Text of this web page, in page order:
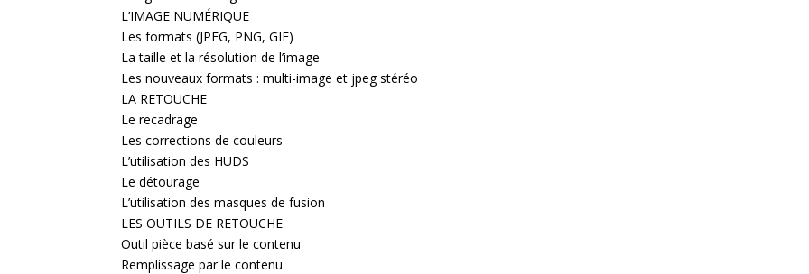
L’IMAGE NUMÉRIQUE
Les formats (JPEG, PNG, GIF)
La taille et la résolution de l’image
Les nouveaux formats : multi-image et jpeg stéréo
LA RETOUCHE
Le recadrage
Les corrections de couleurs
L’utilisation des HUDS
Le détourage
L’utilisation des masques de fusion
LES OUTILS DE RETOUCHE
Outil pièce basé sur le contenu
Remplissage par le contenu